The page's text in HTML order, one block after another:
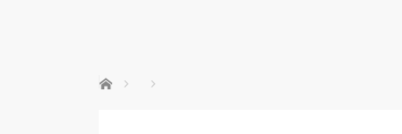
ホーム